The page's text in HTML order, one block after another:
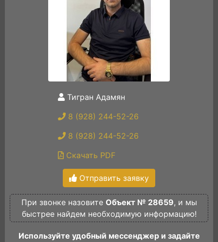
Тигран Адамян
8 (928) 244-52-26
8 (928) 244-52-26
Скачать PDF
Отправить заявку
При звонке назовите Объект № 28659, и мы
быстрее найдем необходимую информацию!
Используйте удобный мессенджер и задайте